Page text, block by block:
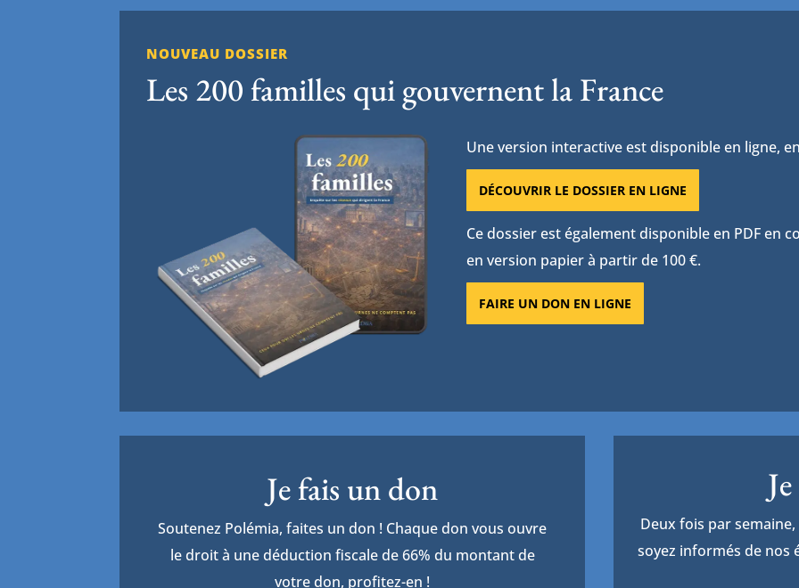
NOUVEAU DOSSIER
Les 200 familles qui gouvernent la France
Une version interactive est disponible en ligne,
DÉCOUVRIR LE DOSSIER EN LIGNE
Ce dossier est également disponible en PDF en
en version papier à partir de 100 €.
FAIRE UN DON EN LIGNE
Je fais un don
Soutenez Polémia, faites un don ! Chaque don vous ouvre
le droit à une déduction fiscale de 66% du montant de
votre don, profitez-en !
Deux fois par
soyez informés de nos